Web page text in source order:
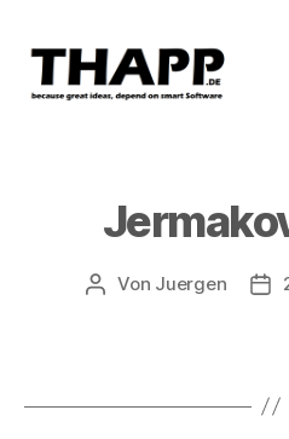
Beitragsautor
Von Juergen